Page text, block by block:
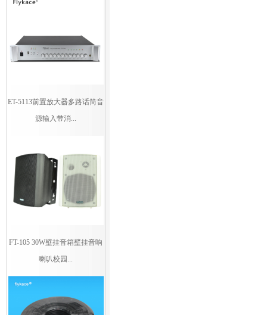
ET-5113前置放大器多路话筒音
源输入带消...
FT-105 30W壁挂音箱壁挂音响
喇叭校园...